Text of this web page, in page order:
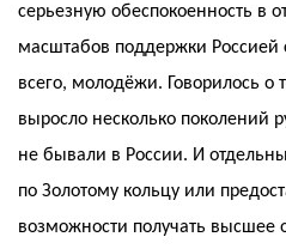
серьезную обеспокоенность в
масштабов поддержки
всего, молодёжи. Говорилось о
выросло несколько поколений
не бывали в России. И
по Золотому кольцу или
возможности получать высшее